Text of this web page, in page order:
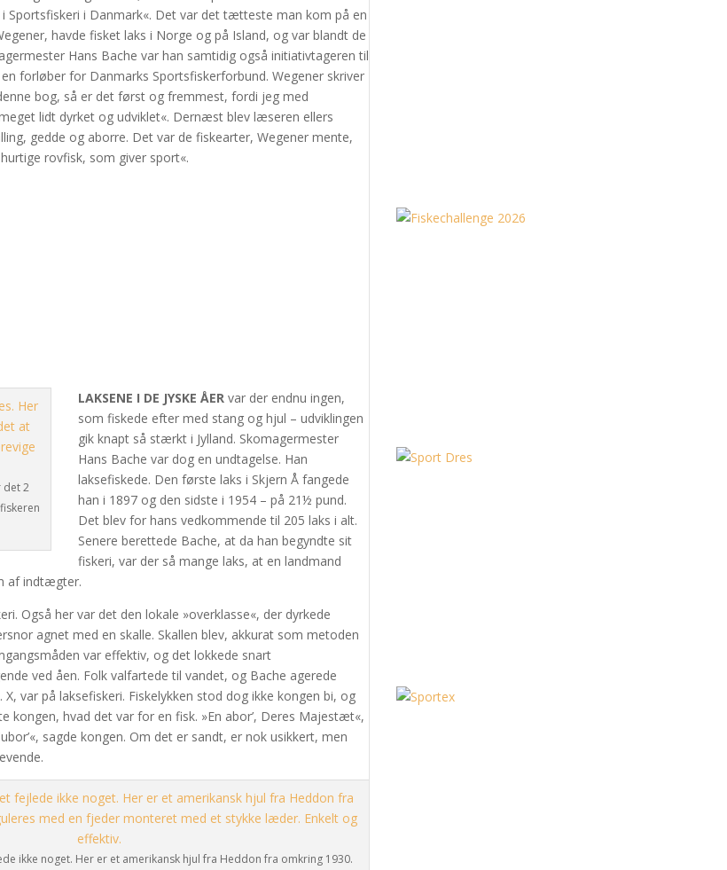
Sportsfiskeri i Danmark«. Det var det tætteste man kom på en
havde fisket laks i Norge og på Island, og var blandt de
Hans Bache var han samtidig også initiativtageren til
forløber for Danmarks Sportsfiskerforbund. Wegener skriver
bog, så er det først og fremmest, fordi jeg med
lidt dyrket og udviklet«. Dernæst blev læseren ellers
gedde og aborre. Det var de fiskearter, Wegener mente,
rovfisk, som giver sport«.
det 2
LAKSENE I DE JYSKE ÅER var der endnu ingen,
som fiskede efter med stang og hjul – udviklingen
gik knapt så stærkt i Jylland. Skomagermester
Hans Bache var dog en undtagelse. Han
laksefiskede. Den første laks i Skjern Å fangede
han i 1897 og den sidste i 1954 – på 21½ pund.
Det blev for hans vedkommende til 205 laks i alt.
Senere berettede Bache, at da han begyndte sit
fiskeri, var der så mange laks, at en landmand
af indtægter.
Også her var det den lokale »overklasse«, der dyrkede
agnet med en skalle. Skallen blev, akkurat som metoden
var effektiv, og det lokkede snart
ved åen. Folk valfartede til vandet, og Bache agerede
var på laksefiskeri. Fiskelykken stod dog ikke kongen bi, og
kongen, hvad det var for en fisk. »En abor’, Deres Majestæt«,
sagde kongen. Om det er sandt, er nok usikkert, men
ikke noget. Her er et amerikansk hjul fra Heddon fra omkring 1930.